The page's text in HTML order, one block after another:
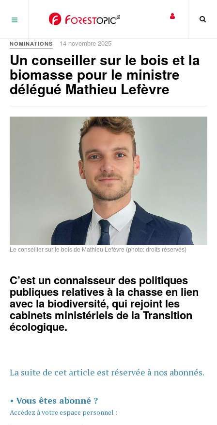
NOMINATIONS 14 novembre 2025
Un conseiller sur le bois et la
biomasse pour le ministre
délégué Mathieu Lefèvre
Le conseiller sur le bois de Mathieu Lefèvre (photo: droits réservés)
C’est un connaisseur des politiques
publiques relatives à la chasse en lien
avec la biodiversité, qui rejoint les
cabinets ministériels de la Transition
écologique.
La suite de cet article est réservée à nos abonnés.
• Vous êtes abonné ?
Accédez à votre espace personnel :